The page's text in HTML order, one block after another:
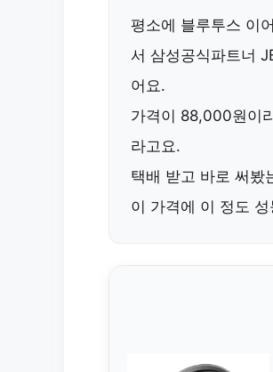
평소에 블루투스 이
서 삼성공식파트너
어요.
가격이 88,000원이
라고요.
택배 받고 바로 써봤
이 가격에 이 정도